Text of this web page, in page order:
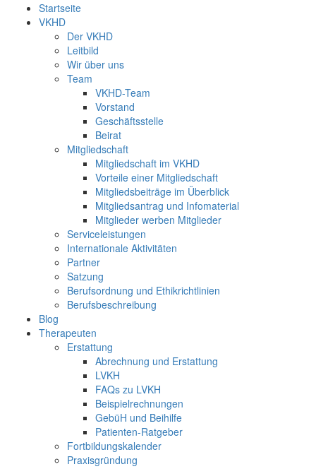
Startseite
VKHD
Der VKHD
Leitbild
Wir über uns
Team
VKHD-Team
Vorstand
Geschäftsstelle
Beirat
Mitgliedschaft
Mitgliedschaft im VKHD
Vorteile einer Mitgliedschaft
Mitgliedsbeiträge im Überblick
Mitgliedsantrag und Infomaterial
Mitglieder werben Mitglieder
Serviceleistungen
Internationale Aktivitäten
Partner
Satzung
Berufsordnung und Ethikrichtlinien
Berufsbeschreibung
Blog
Therapeuten
Erstattung
Abrechnung und Erstattung
LVKH
FAQs zu LVKH
Beispielrechnungen
GebüH und Beihilfe
Patienten-Ratgeber
Fortbildungskalender
Praxisgründung